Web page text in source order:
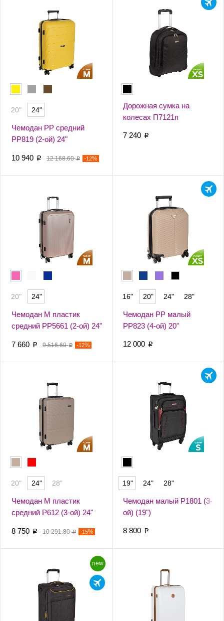
20" 24"
Чемодан PP средний
РР819 (2-ой) 24"
-12%
12 168.60p
10 940 p
Дорожная сумка на
колесах П7121п
7 240 p
20" 24"
Чемодан М пластик
средний РР5661 (2-ой) 24"
-12%
9 516.60p
7 660 p
16" 20" 24" 28"
Чемодан PP малый
РР823 (4-ой) 20"
12 000 p
20" 24" 28"
Чемодан М пластик
средний Р612 (3-ой) 24"
-15%
10 291.80p
8 750 p
19" 24" 28"
Чемодан малый Р1801 (3-
ой) (19")
8 800 p
new